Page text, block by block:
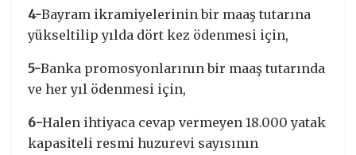
4-Bayram ikramiyelerinin bir maaş tutarına
yükseltilip yılda dört kez ödenmesi için,
5-Banka promosyonlarının bir maaş tutarında
ve her yıl ödenmesi için,
6-Halen ihtiyaca cevap vermeyen 18.000 yatak
kapasiteli resmi huzurevi sayısının